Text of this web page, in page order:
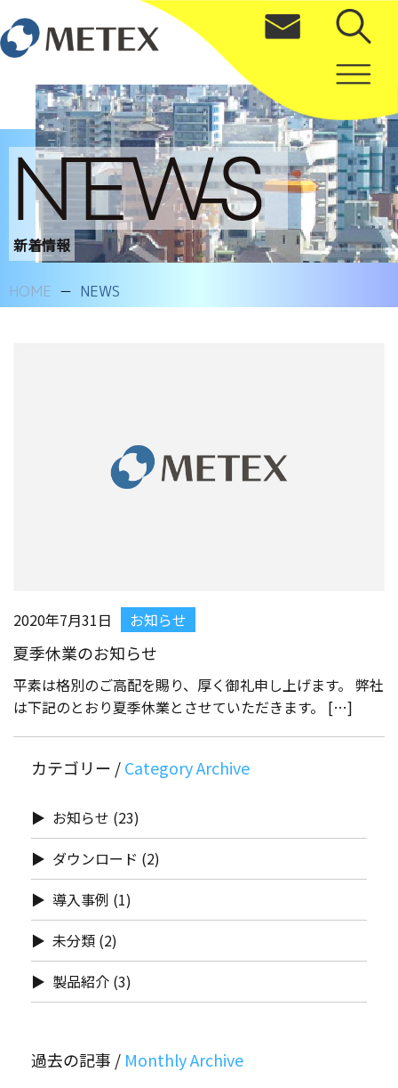
新着情報
HOME NEWS
2020年7月31日 お知らせ
夏季休業のお知らせ
平素は格別のご高配を賜り、厚く御礼申し上げます。 弊社
は下記のとおり夏季休業とさせていただきます。 […]
カテゴリー /
お知らせ (23)
ダウンロード (2)
導入事例 (1)
未分類 (2)
製品紹介 (3)
過去の記事 /